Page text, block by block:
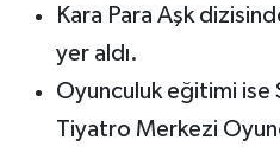
Kara Para Aşk
yer aldı.
Oyunculuk eğitimi ise
Tiyatro Merkezi